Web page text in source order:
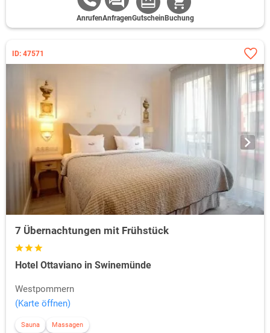
AnrufenAnfragenGutschein Buchung
ID: 47571
7 Übernachtungen mit Frühstück
Hotel Ottaviano in Swinemünde
Westpommern
(Karte öffnen)
Sauna Massagen